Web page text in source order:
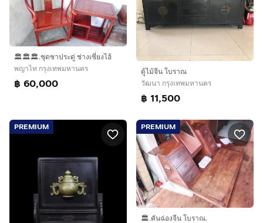
🏛🏛🏛.ชุดชาประดู่ ช่างเซี่ยงไฮ้
พญาไท กรุงเทพมหานคร
฿ 60,000
ตู้ไม้จีน โบราณ
วัฒนา กรุงเทพมหานคร
฿ 11,500
PREMIUM PREMIUM
🏛.คันฉ่องจีน โบราณ.